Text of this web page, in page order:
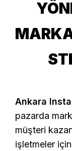
Ankara
pazarda
müşteri
işletmeler